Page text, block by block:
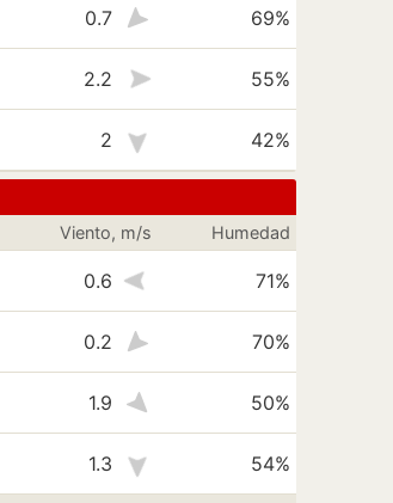
0.7 69%
2.2 55%
2 42%
Viento, m/s Humedad
0.6 71%
0.2 70%
1.9 50%
1.3 54%